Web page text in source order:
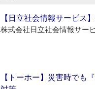
【日立社会情報サービス
株式会社日立社会情報サー
【トーホー】災害時で